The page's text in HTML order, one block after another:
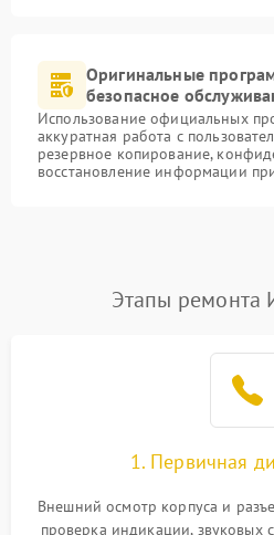
Оригинальные
безопасное
Использование официальных
аккуратная работа с
резервное копирование,
восстановление информации
Этапы ремонта
1. Первичная
Внешний осмотр корпуса и
проверка индикации, звуковых